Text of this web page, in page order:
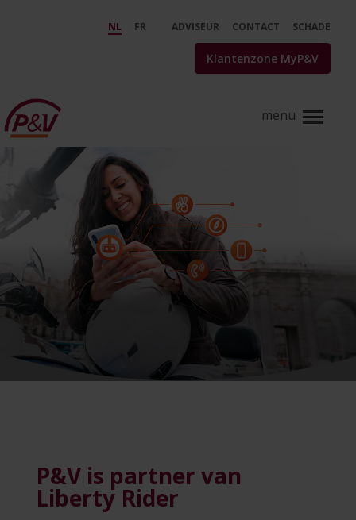
Liberty Rider, valdetectie-app
NL FR ADVISEUR CONTACT SCHADE
Klantenzone MyP&V
P&V is partner van
Liberty Rider